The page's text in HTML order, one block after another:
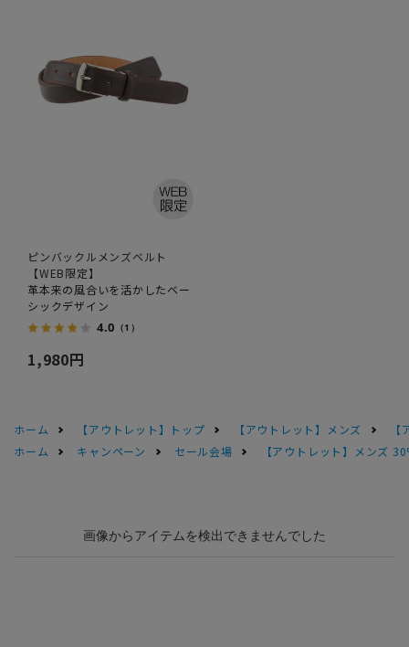
ピンバックルメンズベルト
【WEB限定】
革本来の風合いを活かしたベー
シックデザイン
4.0 （1）
1,980円
ホーム 【アウトレット】トップ 【アウトレット】メンズ
ホーム
キャンペーン セール会場 【アウトレット】メンズ